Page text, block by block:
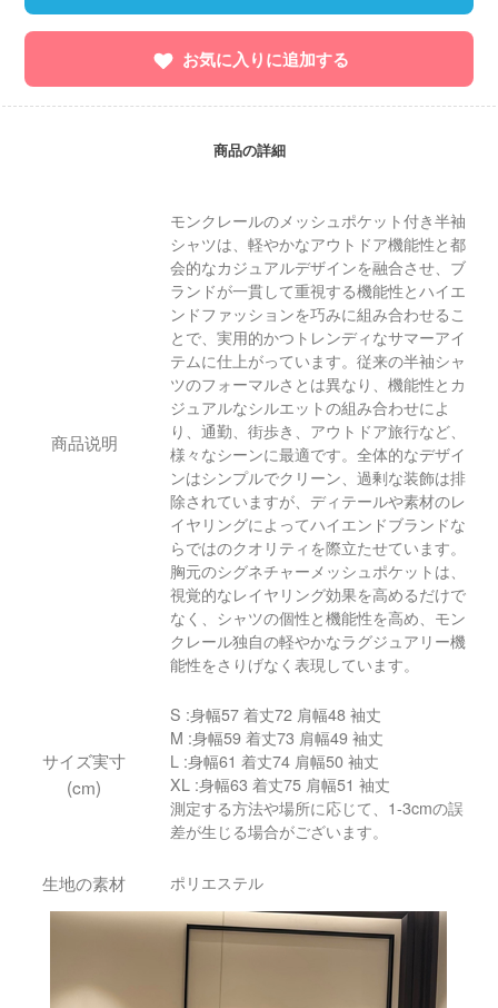
お気に入りに追加する
商品の詳細
商品说明
モンクレールのメッシュポケット付き半袖
シャツは、軽やかなアウトドア機能性と都
会的なカジュアルデザインを融合させ、ブ
ランドが一貫して重視する機能性とハイエ
ンドファッションを巧みに組み合わせるこ
とで、実用的かつトレンディなサマーアイ
テムに仕上がっています。従来の半袖シャ
ツのフォーマルさとは異なり、機能性とカ
ジュアルなシルエットの組み合わせによ
り、通勤、街歩き、アウトドア旅行など、
様々なシーンに最適です。全体的なデザイ
ンはシンプルでクリーン、過剰な装飾は排
除されていますが、ディテールや素材のレ
イヤリングによってハイエンドブランドな
らではのクオリティを際立たせています。
胸元のシグネチャーメッシュポケットは、
視覚的なレイヤリング効果を高めるだけで
なく、シャツの個性と機能性を高め、モン
クレール独自の軽やかなラグジュアリー機
能性をさりげなく表現しています。
サイズ実寸
(cm)
S :身幅57 着丈72 肩幅48 袖丈
M :身幅59 着丈73 肩幅49 袖丈
L :身幅61 着丈74 肩幅50 袖丈
XL :身幅63 着丈75 肩幅51 袖丈
測定する方法や場所に応じて、1-3cmの誤
差が生じる場合がございます。
生地の素材 ポリエステル